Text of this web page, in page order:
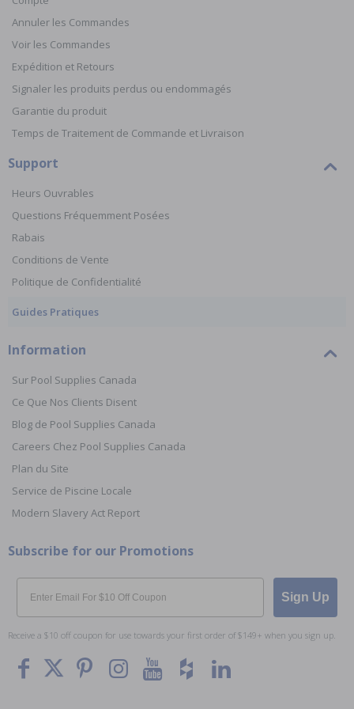
Annuler les Commandes
Voir les Commandes
Expédition et Retours
Signaler les produits perdus ou endommagés
Garantie du produit
Temps de Traitement de Commande et Livraison
Support
Heurs Ouvrables
Questions Fréquemment Posées
Rabais
Conditions de Vente
Politique de Confidentialité
Guides Pratiques
Information
Sur Pool Supplies Canada
Ce Que Nos Clients Disent
Blog de Pool Supplies Canada
Careers Chez Pool Supplies Canada
Plan du Site
Service de Piscine Locale
Modern Slavery Act Report
Subscribe for our Promotions
Email
Sign Up
Receive a $10 off coupon for use towards your first order of $149+ when you sign up.